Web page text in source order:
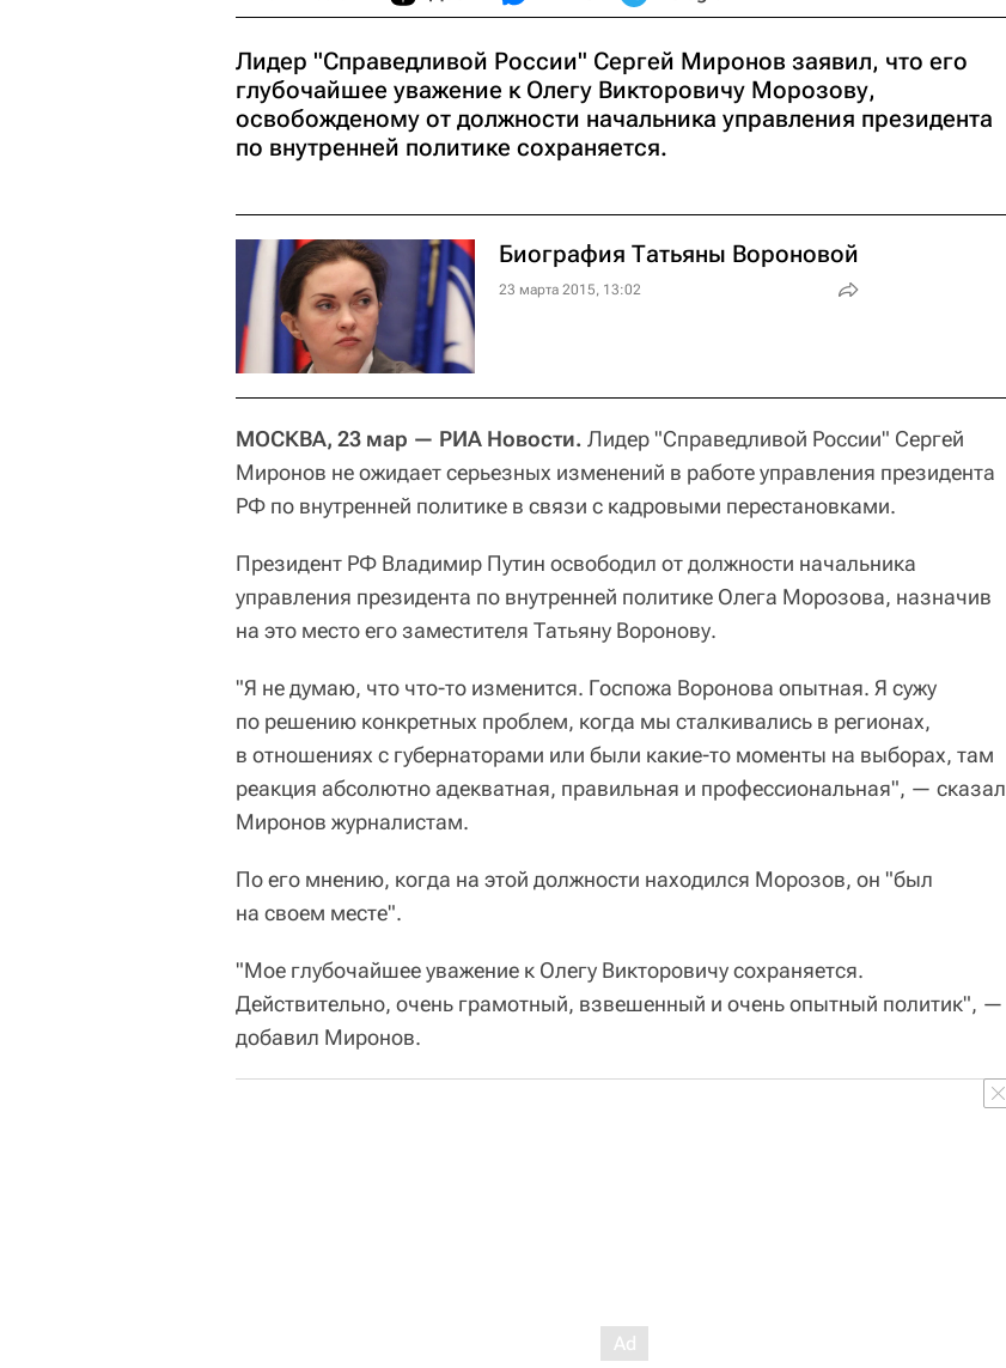
Лидер "Справедливой России" Сергей Миронов заявил, что его
глубочайшее уважение к Олегу Викторовичу Морозову,
освобожденому от должности начальника управления президента
по внутренней политике сохраняется.
Биография Татьяны Вороновой
23 марта 2015, 13:02
МОСКВА, 23 мар — РИА Новости. Лидер "Справедливой России" Сергей
Миронов не ожидает серьезных изменений в работе управления президента
РФ по внутренней политике в связи с кадровыми перестановками.
Президент РФ Владимир Путин освободил от должности начальника
управления президента по внутренней политике Олега Морозова, назначив
на это место его заместителя Татьяну Воронову.
"Я не думаю, что что-то изменится. Госпожа Воронова опытная. Я сужу
по решению конкретных проблем, когда мы сталкивались в регионах,
в отношениях с губернаторами или были какие-то моменты на выборах, там
реакция абсолютно адекватная, правильная и профессиональная", — сказал
Миронов журналистам.
По его мнению, когда на этой должности находился Морозов, он "был
на своем месте".
"Мое глубочайшее уважение к Олегу Викторовичу сохраняется.
Действительно, очень грамотный, взвешенный и очень опытный политик", —
добавил Миронов.